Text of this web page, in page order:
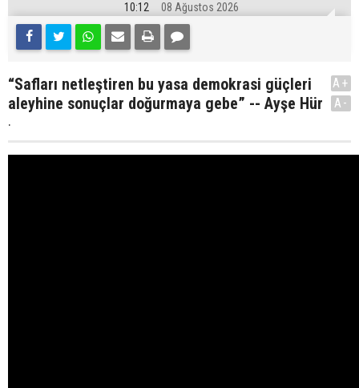
10:12 08 Ağustos 2026
“Safları netleştiren bu yasa demokrasi güçleri
aleyhine sonuçlar doğurmaya gebe” -- Ayşe Hür
.
A+
A-